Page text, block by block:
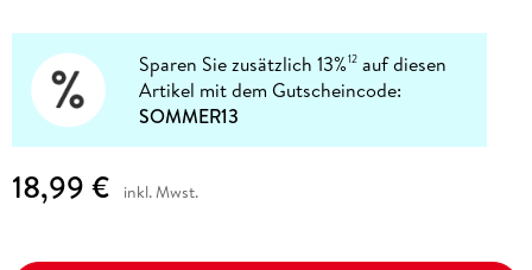
Sparen Sie zusätzlich 13%12 auf diesen
Artikel mit dem Gutscheincode:
SOMMER13
18,99 € inkl. Mwst.